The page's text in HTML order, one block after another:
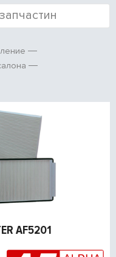
AF5201